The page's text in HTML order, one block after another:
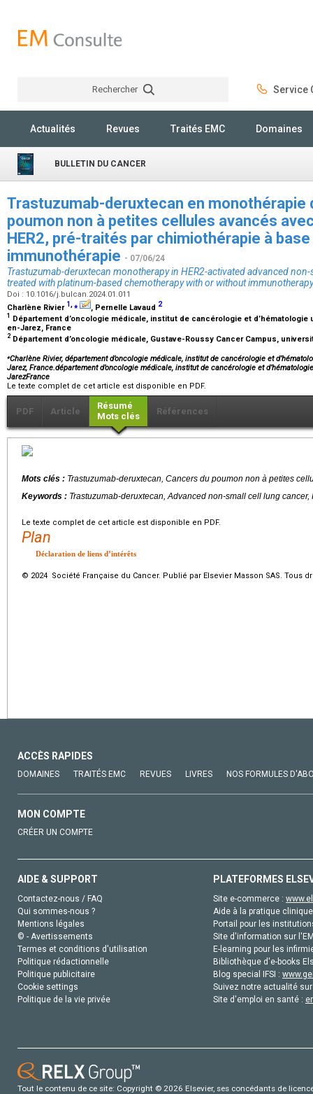
Rechercher Service
Actualités Revues Traités EMC Domaines
BULLETIN DU CANCER
Trastuzumab-deruxtecan en monothérapie
poumon non à petites cellules avancés
HER2, pré-traités par chimiothérapie à
immunothérapie - 07/06/24
Trastuzumab-deruxtecan monotherapy in HER2-activated advanced
treated with platinum-based chemotherapy with or without immunotherapy
Doi : 10.1016/j.bulcan.2024.01.011
Charlène Rivier 1,⁎ , Pernelle Lavaud 2
1 Département d’oncologie médicale, institut de cancérologie et
en-Jarez, France
2 Département d’oncologie médicale, Gustave-Roussy Cancer Campus,
⁎Charlène Rivier, département d’oncologie médicale, institut de cancérologie et
Jarez, France.département d’oncologie médicale, institut de cancérologie et
JarezFrance
Le texte complet de cet article est disponible en PDF.
PDF Article
Résumé
Mots clés
Références
Mots clés : Trastuzumab-deruxtecan, Cancers du poumon non à petites
Keywords : Trastuzumab-deruxtecan, Advanced non-small cell lung cancer,
Le texte complet de cet article est disponible en PDF.
Plan
Déclaration de liens d’intérêts
© 2024 Société Française du Cancer. Publié par Elsevier Masson SAS. Tous
ACCÈS RAPIDES
DOMAINES TRAITÉS EMC REVUES LIVRES NOS FORMULES
MON COMPTE
CRÉER UN COMPTE
AIDE & SUPPORT
Contactez-nous / FAQ
Qui sommes-nous ?
Mentions légales
© - Avertissements
Termes et conditions d'utilisation
Politique rédactionnelle
Politique publicitaire
Cookie settings
Politique de la vie privée
PLATEFORMES
Site e-commerce :
Aide à la pratique
Portail pour les
Site d'information sur
E-learning pour les
Bibliothèque d'e-books
Blog special IFSI :
Suivez notre actualité
Site d'emploi en santé :
Tout le contenu de ce site: Copyright © 2026 Elsevier, ses concédants de